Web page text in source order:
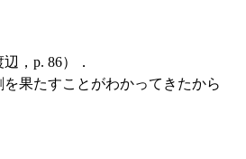
，p. 86）．
果たすことがわかってきたから